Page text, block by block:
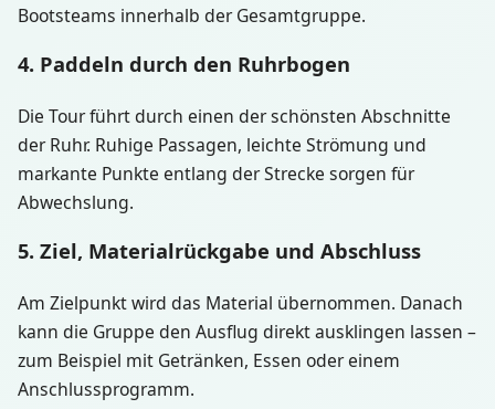
Bootsteams innerhalb der Gesamtgruppe.
4. Paddeln durch den Ruhrbogen
Die Tour führt durch einen der schönsten Abschnitte
der Ruhr. Ruhige Passagen, leichte Strömung und
markante Punkte entlang der Strecke sorgen für
Abwechslung.
5. Ziel, Materialrückgabe und Abschluss
Am Zielpunkt wird das Material übernommen. Danach
kann die Gruppe den Ausflug direkt ausklingen lassen –
zum Beispiel mit Getränken, Essen oder einem
Anschlussprogramm.